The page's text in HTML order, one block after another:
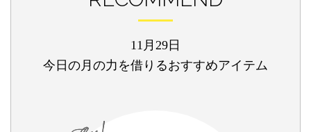
11月29日
今日の月の力を借りるおすすめアイテム